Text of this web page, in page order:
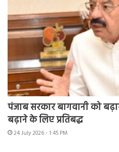
पंजाब सरकार बागवानी को
बढ़ाने के लिए प्रतिबद्ध
24 July 2026 - 1:45 PM